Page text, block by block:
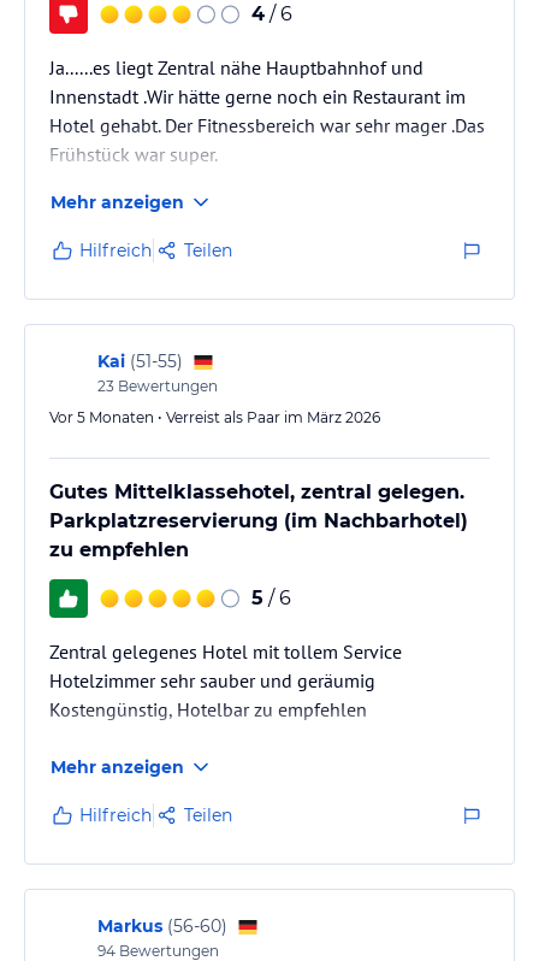
4 / 6
Ja......es liegt Zentral nähe Hauptbahnhof und
Innenstadt .Wir hätte gerne noch ein Restaurant im
Hotel gehabt. Der Fitnessbereich war sehr mager .Das
Frühstück war super.
Mehr anzeigen
Hilfreich Teilen
Kai (51-55)
23 Bewertungen
Vor 5 Monaten • Verreist als Paar im März 2026
Gutes Mittelklassehotel, zentral gelegen.
Parkplatzreservierung (im Nachbarhotel)
zu empfehlen
5 / 6
Zentral gelegenes Hotel mit tollem Service
Hotelzimmer sehr sauber und geräumig
Kostengünstig, Hotelbar zu empfehlen
Mehr anzeigen
Hilfreich Teilen
Markus (56-60)
94 Bewertungen